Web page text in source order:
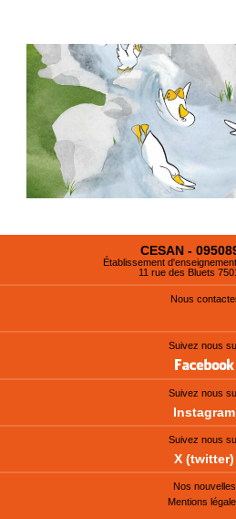
CESAN -
Établissement
11 rue des Bluets
Nous
Suivez nous
Suivez nous
Instagram
Suivez nous
X (twitter)
Nos nouvelles
Mentions